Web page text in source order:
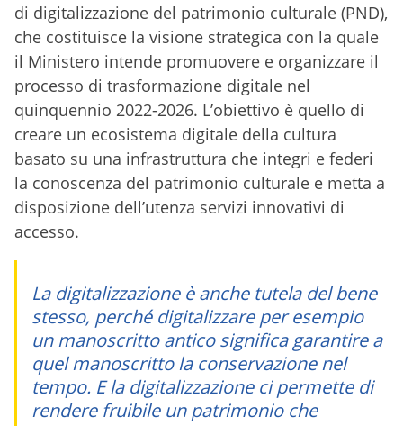
di digitalizzazione del patrimonio culturale (PND),
che costituisce la visione strategica con la quale
il Ministero intende promuovere e organizzare il
processo di trasformazione digitale nel
quinquennio 2022-2026. L’obiettivo è quello di
creare un ecosistema digitale della cultura
basato su una infrastruttura che integri e federi
la conoscenza del patrimonio culturale e metta a
disposizione dell’utenza servizi innovativi di
accesso.
La digitalizzazione è anche tutela del bene
stesso, perché digitalizzare per esempio
un manoscritto antico significa garantire a
quel manoscritto la conservazione nel
tempo. E la digitalizzazione ci permette di
rendere fruibile un patrimonio che